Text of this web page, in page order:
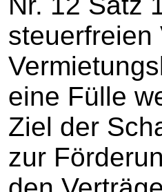
steuerfreien
eine Fülle
Ziel der
zur